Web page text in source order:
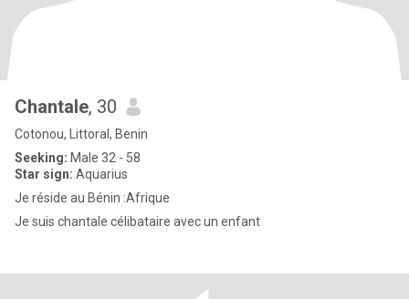
Chantale, 30
Cotonou, Littoral, Benin
Seeking: Male 32 - 58
Star sign: Aquarius
Je réside au Bénin :Afrique
Je suis chantale célibataire avec un enfant